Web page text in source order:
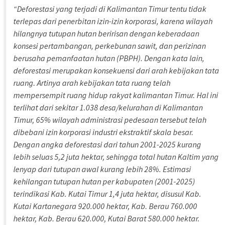
“Deforestasi yang terjadi di Kalimantan Timur tentu tidak
terlepas dari penerbitan izin-izin korporasi, karena wilayah
hilangnya tutupan hutan beririsan dengan keberadaan
konsesi pertambangan, perkebunan sawit, dan perizinan
berusaha pemanfaatan hutan (PBPH). Dengan kata lain,
deforestasi merupakan konsekuensi dari arah kebijakan tata
ruang. Artinya arah kebijakan tata ruang telah
mempersempit ruang hidup rakyat kalimantan Timur. Hal ini
terlihat dari sekitar 1.038 desa/kelurahan di Kalimantan
Timur, 65% wilayah administrasi pedesaan tersebut telah
dibebani izin korporasi industri ekstraktif skala besar.
Dengan angka deforestasi dari tahun 2001-2025 kurang
lebih seluas 5,2 juta hektar, sehingga total hutan Kaltim yang
lenyap dari tutupan awal kurang lebih 28%. Estimasi
kehilangan tutupan hutan per kabupaten (2001-2025)
terindikasi Kab. Kutai Timur 1,4 juta hektar, disusul Kab.
Kutai Kartanegara 920.000 hektar, Kab. Berau 760.000
hektar, Kab. Berau 620.000, Kutai Barat 580.000 hektar.